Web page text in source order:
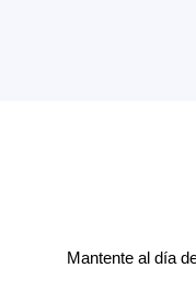
Mantente al día